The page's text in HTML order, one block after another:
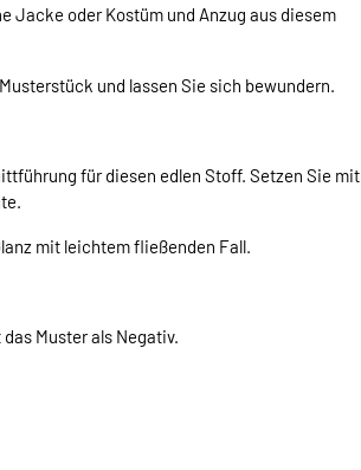
Jacke oder Kostüm und Anzug aus diesem
und lassen Sie sich bewundern.
für diesen edlen Stoff. Setzen Sie mit
mit leichtem fließenden Fall.
Muster als Negativ.